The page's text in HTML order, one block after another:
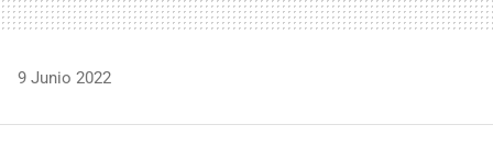
9 Junio 2022